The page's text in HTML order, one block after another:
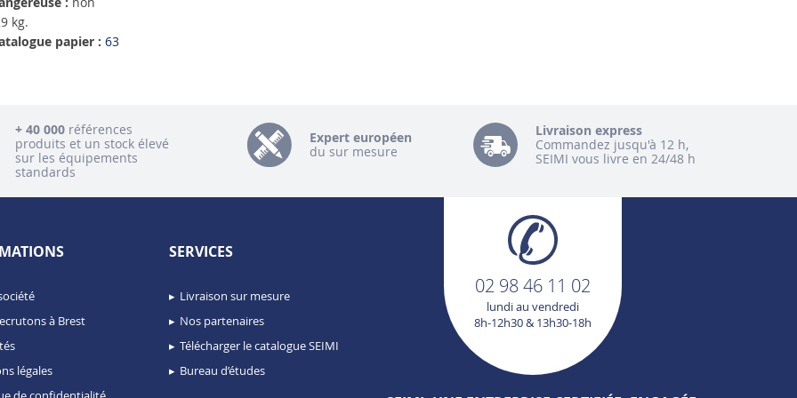
kg.
papier : 63
+ 40 000 références
produits et un stock élevé
sur les équipements
standards
Expert européen
du sur mesure
Livraison express
Commandez jusqu'à 12 h,
SEIMI vous livre en 24/48 h
à Brest
légales
SERVICES
Livraison sur mesure
Nos partenaires
Télécharger le catalogue SEIMI
Bureau d’études
02 98 46 11 02
lundi au vendredi
8h-12h30 & 13h30-18h